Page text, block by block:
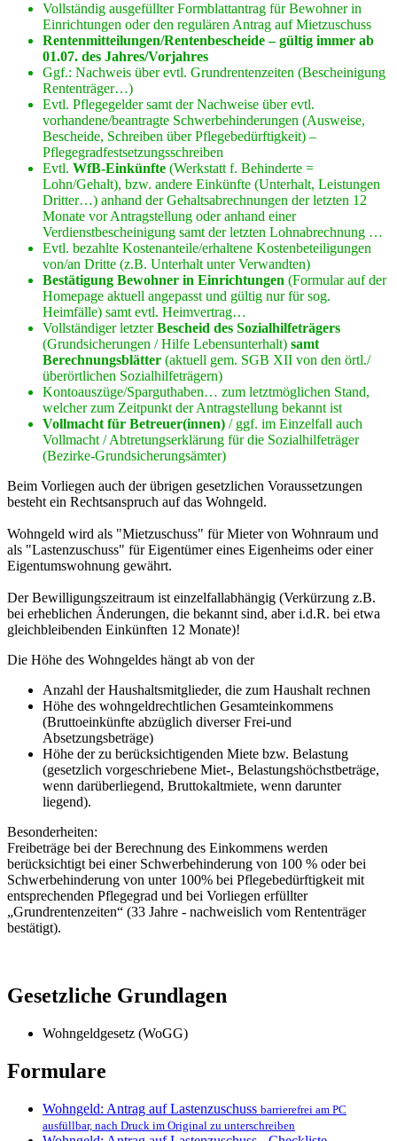
Vollständig ausgefüllter Formblattantrag für Bewohner in
Einrichtungen oder den regulären Antrag auf Mietzuschuss
Rentenmitteilungen/Rentenbescheide – gültig immer ab
01.07. des Jahres/Vorjahres
Ggf.: Nachweis über evtl. Grundrentenzeiten (Bescheinigung
Rententräger…)
Evtl. Pflegegelder samt der Nachweise über evtl.
vorhandene/beantragte Schwerbehinderungen (Ausweise,
Bescheide, Schreiben über Pflegebedürftigkeit) –
Pflegegradfestsetzungsschreiben
Evtl. WfB-Einkünfte (Werkstatt f. Behinderte =
Lohn/Gehalt), bzw. andere Einkünfte (Unterhalt, Leistungen
Dritter…) anhand der Gehaltsabrechnungen der letzten 12
Monate vor Antragstellung oder anhand einer
Verdienstbescheinigung samt der letzten Lohnabrechnung …
Evtl. bezahlte Kostenanteile/erhaltene Kostenbeteiligungen
von/an Dritte (z.B. Unterhalt unter Verwandten)
Bestätigung Bewohner in Einrichtungen (Formular auf der
Homepage aktuell angepasst und gültig nur für sog.
Heimfälle) samt evtl. Heimvertrag…
Vollständiger letzterBescheid des Sozialhilfeträgers
(Grundsicherungen / Hilfe Lebensunterhalt) samt
Berechnungsblätter (aktuell gem. SGB XII von den örtl./
überörtlichen Sozialhilfeträgern)
Kontoauszüge/Sparguthaben… zum letztmöglichen Stand,
welcher zum Zeitpunkt der Antragstellung bekannt ist
Vollmacht für Betreuer(innen) / ggf. im Einzelfall auch
Vollmacht / Abtretungserklärung für die Sozialhilfeträger
(Bezirke-Grundsicherungsämter)
Beim Vorliegen auch der übrigen gesetzlichen Voraussetzungen
besteht ein Rechtsanspruch auf das Wohngeld.
Wohngeld wird als "Mietzuschuss" für Mieter von Wohnraum und
als "Lastenzuschuss" für Eigentümer eines Eigenheims oder einer
Eigentumswohnung gewährt.
Der Bewilligungszeitraum ist einzelfallabhängig (Verkürzung z.B.
bei erheblichen Änderungen, die bekannt sind, aber i.d.R. bei etwa
gleichbleibenden Einkünften 12 Monate)!
Die Höhe des Wohngeldes hängt ab von der
Anzahl der Haushaltsmitglieder, die zum Haushalt rechnen
Höhe des wohngeldrechtlichen Gesamteinkommens
(Bruttoeinkünfte abzüglich diverser Frei-und
Absetzungsbeträge)
Höhe der zu berücksichtigenden Miete bzw. Belastung
(gesetzlich vorgeschriebene Miet-, Belastungshöchstbeträge,
wenn darüberliegend, Bruttokaltmiete, wenn darunter
liegend).
Besonderheiten:
Freibeträge bei der Berechnung des Einkommens werden
berücksichtigt bei einer Schwerbehinderung von 100 % oder bei
Schwerbehinderung von unter 100% bei Pflegebedürftigkeit mit
entsprechenden Pflegegrad und bei Vorliegen erfüllter
„Grundrentenzeiten“ (33 Jahre - nachweislich vom Rententräger
bestätigt).
Gesetzliche Grundlagen
Wohngeldgesetz (WoGG)
Formulare
Wohngeld: Antrag auf Lastenzuschuss barrierefrei am PC
ausfüllbar, nach Druck im Original zu unterschreiben